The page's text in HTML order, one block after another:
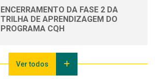
ENCERRAMENTO DA FASE 2 DA
TRILHA DE APRENDIZAGEM DO
PROGRAMA CQH
Ver todos